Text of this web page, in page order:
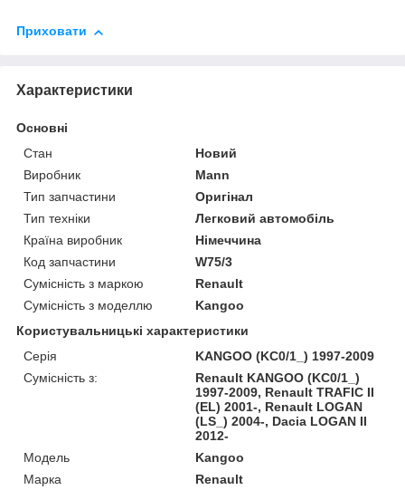
Приховати
Характеристики
Основні
Стан
Новий
Виробник
Mann
Тип запчастини
Оригінал
Тип техніки
Легковий автомобіль
Країна виробник
Німеччина
Код запчастини
W75/3
Сумісність з маркою
Renault
Сумісність з моделлю
Kangoo
Користувальницькі характеристики
Серія
KANGOO (KC0/1_) 1997-2009
Сумісність з:
Renault KANGOO (KC0/1_)
1997-2009, Renault TRAFIC II
(EL) 2001-, Renault LOGAN
(LS_) 2004-, Dacia LOGAN II
2012-
Модель
Kangoo
Марка
Renault